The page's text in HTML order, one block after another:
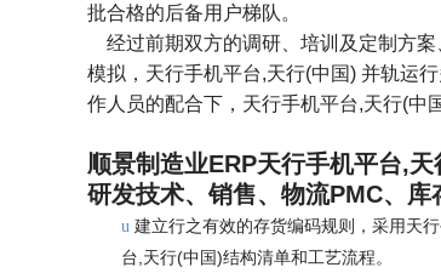
批合格的后备用户梯队。
经过前期双方的调研、培训及定制方
模拟，天行手机平台,天行(中国) 并轨运
作人员的配合下，天行手机平台,天行(中
顺景制造业ERP天行手机平台,
研发技术、销售、物流PMC、库
u 建立行之有效的存货编码规则，采用天
台,天行(中国)结构清单和工艺流程。